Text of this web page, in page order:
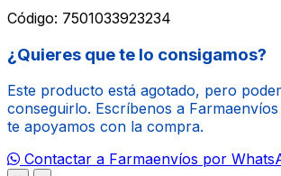
Código: 7501033923234
¿Quieres que te lo consigamos?
Este producto está agotado, pero
conseguirlo. Escríbenos a
te apoyamos con la compra.
Contactar a Farmaenvíos por